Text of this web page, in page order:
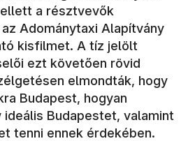
a résztvevők
Adománytaxi Alapítvány
kisfilmet. A tíz jelölt
ezt követően rövid
elmondták, hogy
Budapest, hogyan
Budapestet, valamint
tenni ennek érdekében.